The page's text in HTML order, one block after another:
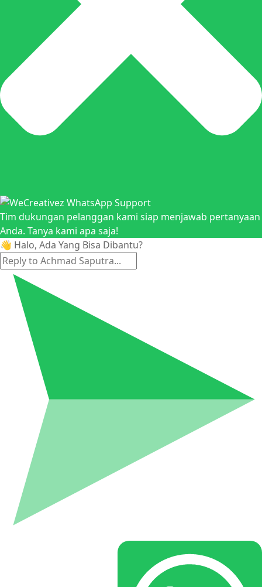
Tim dukungan pelanggan kami siap menjawab pertanyaan
Anda. Tanya kami apa saja!
👋 Halo, Ada Yang Bisa Dibantu?